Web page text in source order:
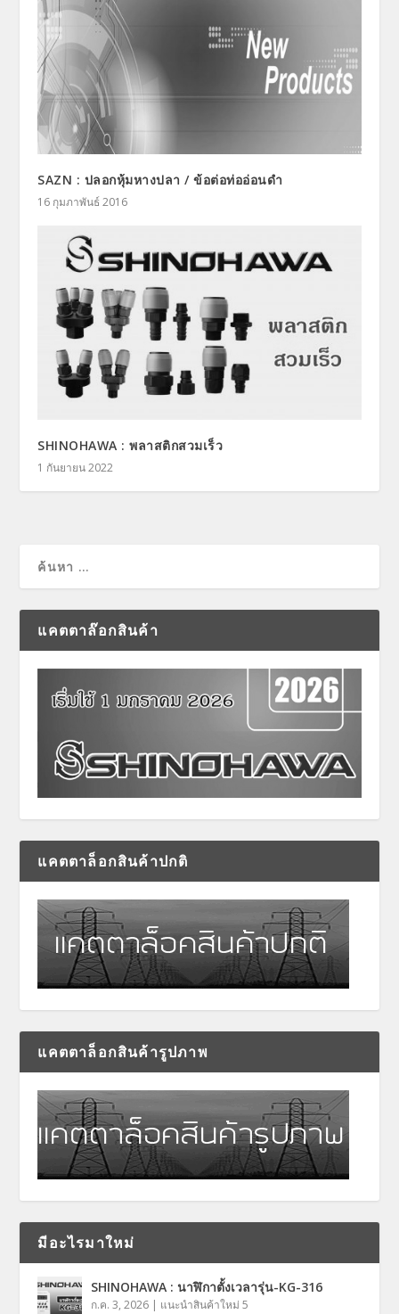
SAZN : ปลอกหุ้มหางปลา / ข้อต่อท่ออ่อนดำ
16 กุมภาพันธ์ 2016
SHINOHAWA : พลาสติกสวมเร็ว
1 กันยายน 2022
แคตตาล๊อกสินค้า
แคตตาล็อกสินค้าปกติ
แคตตาล็อกสินค้ารูปภาพ
มีอะไรมาใหม่
SHINOHAWA : นาฬิกาตั้งเวลารุ่น-KG-316
ก.ค. 3, 2026 | แนะนำสินค้าใหม่ 5